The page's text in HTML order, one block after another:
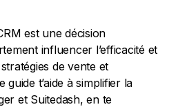
est une décision
influencer l’efficacité et
de vente et
guide t’aide à simplifier la
et Suitedash, en te